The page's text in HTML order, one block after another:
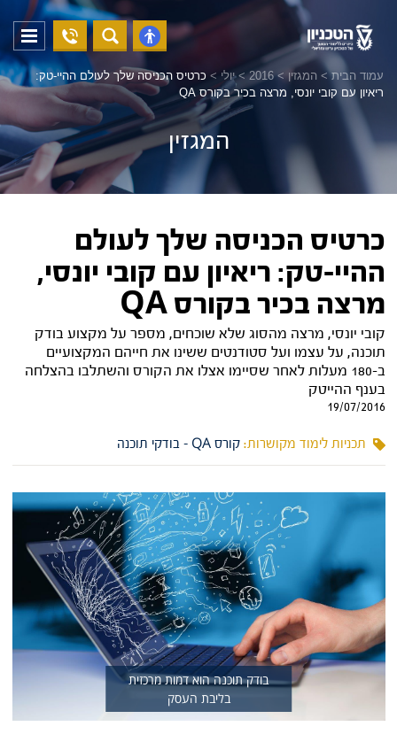
פתח
נגישות
04-
8294228
פתח
תפריט
עמוד הבית> המגזין>
2016
>יולי > כרטיס הכניסה שלך לעולם ההיי-טק:
ריאיון עם קובי יונסי, מרצה בכיר בקורס QA
המגזין
כרטיס הכניסה שלך לעולם
ההיי-טק: ריאיון עם קובי יונסי,
מרצה בכיר בקורס QA
קובי יונסי, מרצה מהסוג שלא שוכחים, מספר על מקצוע בודק
תוכנה, על עצמו ועל סטודנטים ששינו את חייהם המקצועיים
ב-180 מעלות לאחר שסיימו אצלו את הקורס והשתלבו בהצלחה
בענף ההייטק
19/07/2016
תכניות לימוד מקושרות: קורס QA - בודקי תוכנה
בודק תוכנה הוא דמות מרכזית
בליבת העסק